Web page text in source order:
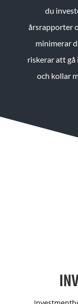
du
årsrapporter
minimerar
riskerar att gå
och kollar